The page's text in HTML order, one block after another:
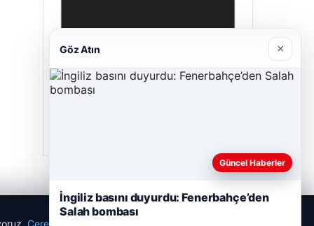
Hastaş Beton
Çerez Politikamız
Göz Atın ×
Güncel Haberler
İngiliz basını duyurdu: Fenerbahçe’den
Salah bombası